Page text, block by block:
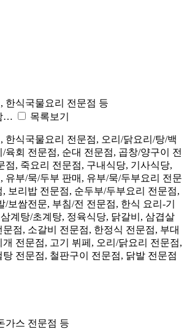
한식국물요리 전문점 등
…
목록보기
한식국물요리 전문점, 오리/닭요리/탕/백
육회 전문점, 순대 전문점, 곱창/양구이 전
점, 죽요리 전문점, 구내식당, 기사식당,
유부/묵/두부 판매, 유부/묵/두부요리 전문
보리밥 전문점, 순두부/두부요리 전문점,
/보쌈전문, 부침/전 전문점, 한식 요리-기
계탕/초계탕, 정육식당, 닭갈비, 삼겹살
점, 소갈비 전문점, 한정식 전문점, 부대
전문점, 고기 뷔페, 오리/닭요리 전문점,
전문점, 철판구이 전문점, 닭발 전문점
가스 전문점 등